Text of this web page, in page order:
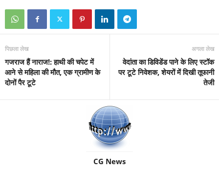
पिछला लेख
गजराज हैं नाराज!: हाथी की चपेट में
आने से महिला की मौत, एक ग्रामीण के
दोनों पैर टूटे
अगला लेख
वेदांता का डिविडेंड पाने के लिए स्टॉक
पर टूटे निवेशक, शेयरों में दिखी तूफानी
तेजी
CG News